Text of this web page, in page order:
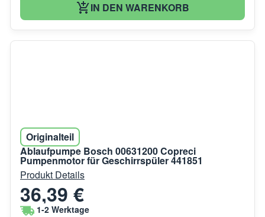
IN DEN WARENKORB
Originalteil
Ablaufpumpe Bosch 00631200 Copreci
Pumpenmotor für Geschirrspüler 441851
Produkt Details
36,39 €
1-2 Werktage